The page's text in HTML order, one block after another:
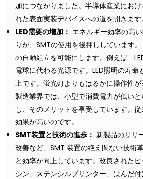
加につながりました。半導体産業にお
れた表面実装デバイスへの道を開きます。
LED需要の増加： エネルギー効率の高
りが、SMTの使用を後押ししています
の自動組立を可能にします。例えば、
電球に代わる光源です。LED照明の寿命
上です。蛍光灯よりもはるかに操作性
製造業界では、小型で消費電力が低いと
し、そのメリットを享受しています。
効果が高いのです。
SMT装置と技術の進歩： 新製品のリリ
改善など、SMT 装置の絶え間ない技術
と効率が向上しています。改良された
シン、ステンシルプリンター、はんだ